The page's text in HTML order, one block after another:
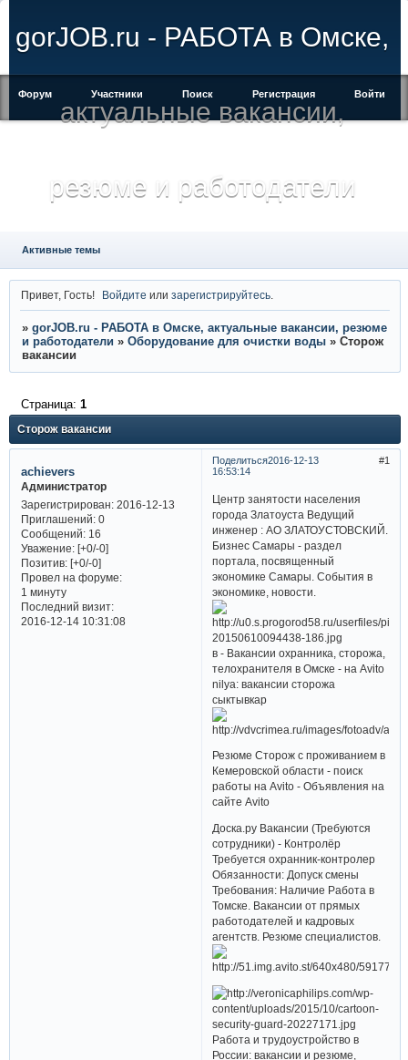
gorJOB.ru - РАБОТА в Омске,
актуальные вакансии,
резюме и работодатели
Форум Участники Поиск Регистрация Войти
Активные темы
Привет, Гость! Войдите илизарегистрируйтесь
» gorJOB.ru - РАБОТА в Омске, актуальные вакансии, резюме
и работодатели » Оборудование для очистки воды » Сторож
вакансии
Сторож вакансии
Страница: 1
Поделиться 1
2016-12-13
16:53:14
achievers
Администратор
Зарегистрирован: 2016-12-13
Приглашений:0
Сообщений:16
Уважение: [+0/-0]
Позитив: [+0/-0]
Провел на форуме:
1 минуту
Последний визит:
2016-12-14 10:31:08
Центр занятости населения
города Златоуста Ведущий
инженер : АО ЗЛАТОУСТОВСКИЙ.
Бизнес Самары - раздел
портала, посвященный
экономике Самары. События в
экономике, новости.
в - Вакансии охранника, сторожа,
телохранителя в Омске - на Avito
nilya: вакансии сторожа
сыктывкар
Резюме Сторож с проживанием в
Кемеровской области - поиск
работы на Avito - Объявления на
сайте Avito
Доска.ру Вакансии (Требуются
сотрудники) - Контролёр
Требуется охранник-контролер
Обязанности: Допуск смены
Требования: Наличие Работа в
Томске. Вакансии от прямых
работодателей и кадровых
агентств. Резюме специалистов.
Работа и трудоустройство в
России: вакансии и резюме,